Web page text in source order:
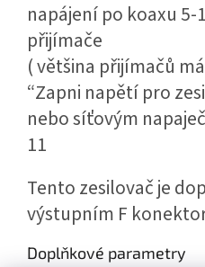
napájení po koaxu 5-
přijímače
( většina přijímačů
“Zapni napětí pro
nebo síťovým
11
Tento zesilovač je
výstupním F
Doplňkové parametry